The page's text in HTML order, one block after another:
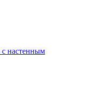
настенным